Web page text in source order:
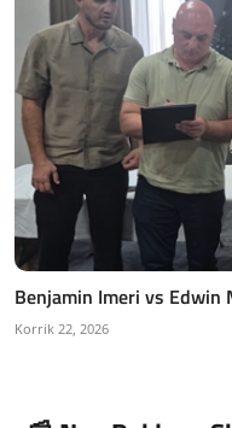
Benjamin Imeri vs Edwin
Korrik 22, 2026